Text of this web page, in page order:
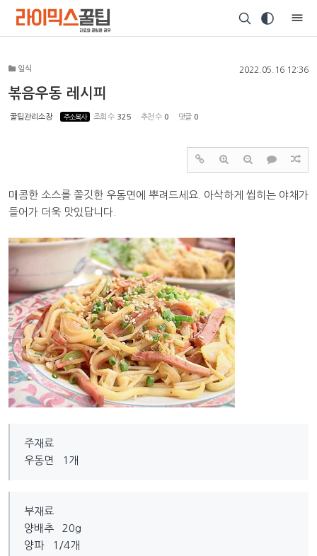
일식 2022.05.16 12:36
볶음우동 레시피
꿀팁관리소장 주소복사 조회 수 325 추천 수 0 댓글 0
매콤한 소스를 쫄깃한 우동면에 뿌려드세요. 아삭하게 씹히는 야채가
들어가 더욱 맛있답니다.
주재료
우동면 1개
부재료
양배추 20g
양파 1/4개
Sketchbook5, 스케치북5
Sketchbook5, 스케치북5